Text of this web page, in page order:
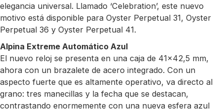
elegancia universal. Llamado ‘Celebration’, este nuevo
motivo está disponible para Oyster Perpetual 31, Oyster
Perpetual 36 y Oyster Perpetual 41.
Alpina Extreme Automático Azul
El nuevo reloj se presenta en una caja de 41×42,5 mm,
ahora con un brazalete de acero integrado. Con un
aspecto fuerte que es altamente operativo, va directo al
grano: tres manecillas y la fecha que se destacan,
contrastando enormemente con una nueva esfera azul